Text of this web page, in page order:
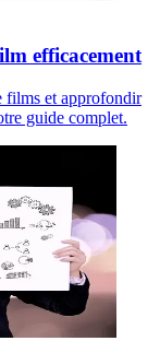
efficacement
films et approfondir
guide complet.